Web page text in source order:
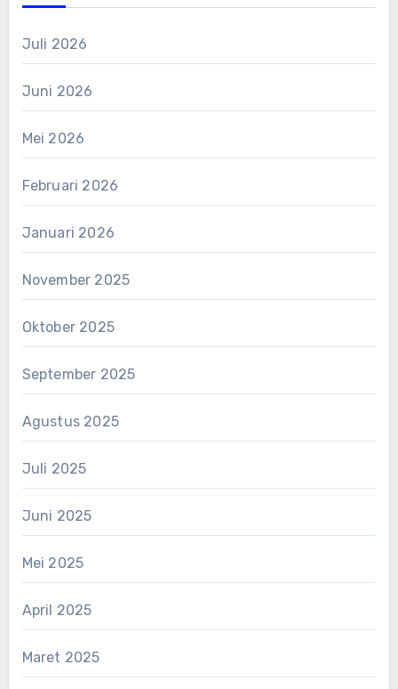
Juli 2026
Juni 2026
Mei 2026
Februari 2026
Januari 2026
November 2025
Oktober 2025
September 2025
Agustus 2025
Juli 2025
Juni 2025
Mei 2025
April 2025
Maret 2025